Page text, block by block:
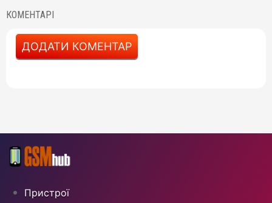
КОМЕНТАРІ
ДОДАТИ КОМЕНТАР
Пристрої